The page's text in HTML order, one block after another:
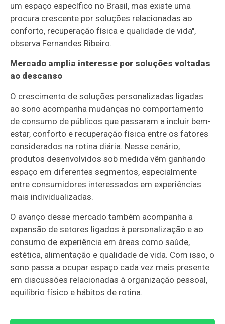
um espaço específico no Brasil, mas existe uma
procura crescente por soluções relacionadas ao
conforto, recuperação física e qualidade de vida",
observa Fernandes Ribeiro.
Mercado amplia interesse por soluções voltadas
ao descanso
O crescimento de soluções personalizadas ligadas
ao sono acompanha mudanças no comportamento
de consumo de públicos que passaram a incluir bem-
estar, conforto e recuperação física entre os fatores
considerados na rotina diária. Nesse cenário,
produtos desenvolvidos sob medida vêm ganhando
espaço em diferentes segmentos, especialmente
entre consumidores interessados em experiências
mais individualizadas.
O avanço desse mercado também acompanha a
expansão de setores ligados à personalização e ao
consumo de experiência em áreas como saúde,
estética, alimentação e qualidade de vida. Com isso, o
sono passa a ocupar espaço cada vez mais presente
em discussões relacionadas à organização pessoal,
equilíbrio físico e hábitos de rotina.